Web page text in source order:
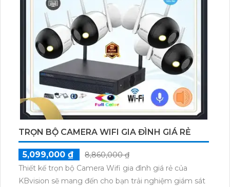
TRỌN BỘ CAMERA WIFI GIA ĐÌNH GIÁ RẺ
5,099,000 ₫
8,860,000 ₫
Thiết kế trọn bộ Camera Wifi gia đình giá rẻ của
KBvision sẽ mang đến cho bạn trải nghiệm giám sát